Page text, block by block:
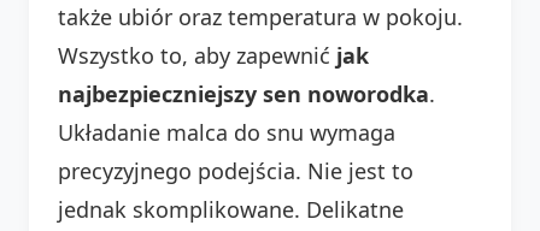
także ubiór oraz temperatura w pokoju.
Wszystko to, aby zapewnić jak
najbezpieczniejszy sen noworodka.
Układanie malca do snu wymaga
precyzyjnego podejścia. Nie jest to
jednak skomplikowane. Delikatne